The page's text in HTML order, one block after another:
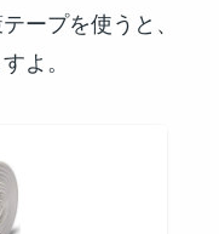
ープを使うと、
よ。